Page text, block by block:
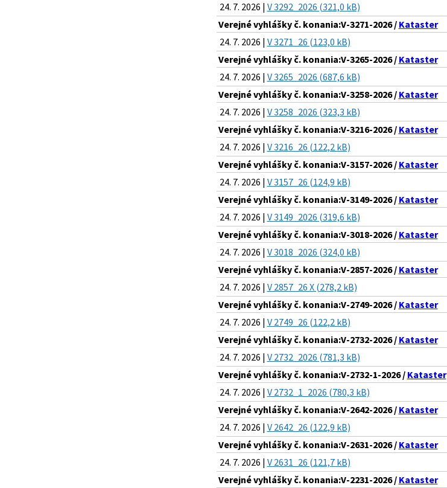
24. 7. 2026 | V 3292_2026 (321,0 kB)
Verejné vyhlášky č. konania:V-3271-2026 / Kataster
24. 7. 2026 | V 3271_26 (123,0 kB)
Verejné vyhlášky č. konania:V-3265-2026 / Kataster
24. 7. 2026 | V 3265_2026 (687,6 kB)
Verejné vyhlášky č. konania:V-3258-2026 / Kataster
24. 7. 2026 | V 3258_2026 (323,3 kB)
Verejné vyhlášky č. konania:V-3216-2026 / Kataster
24. 7. 2026 | V 3216_26 (122,2 kB)
Verejné vyhlášky č. konania:V-3157-2026 / Kataster
24. 7. 2026 | V 3157_26 (124,9 kB)
Verejné vyhlášky č. konania:V-3149-2026 / Kataster
24. 7. 2026 | V 3149_2026 (319,6 kB)
Verejné vyhlášky č. konania:V-3018-2026 / Kataster
24. 7. 2026 | V 3018_2026 (324,0 kB)
Verejné vyhlášky č. konania:V-2857-2026 / Kataster
24. 7. 2026 | V 2857_26 X (278,2 kB)
Verejné vyhlášky č. konania:V-2749-2026 / Kataster
24. 7. 2026 | V 2749_26 (122,2 kB)
Verejné vyhlášky č. konania:V-2732-2026 / Kataster
24. 7. 2026 | V 2732_2026 (781,3 kB)
Verejné vyhlášky č. konania:V-2732-1-2026 / Kataster
24. 7. 2026 | V 2732_1_2026 (780,3 kB)
Verejné vyhlášky č. konania:V-2642-2026 / Kataster
24. 7. 2026 | V 2642_26 (122,9 kB)
Verejné vyhlášky č. konania:V-2631-2026 / Kataster
24. 7. 2026 | V 2631_26 (121,7 kB)
Verejné vyhlášky č. konania:V-2231-2026 / Kataster